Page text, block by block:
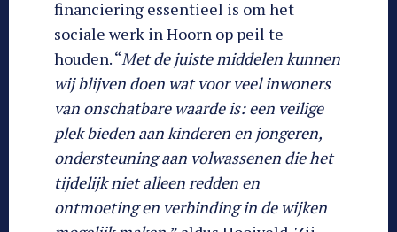
financiering essentieel is om het
sociale werk in Hoorn op peil te
houden. “Met de juiste middelen kunnen
wij blijven doen wat voor veel inwoners
van onschatbare waarde is: een veilige
plek bieden aan kinderen en jongeren,
ondersteuning aan volwassenen die het
tijdelijk niet alleen redden en
ontmoeting en verbinding in de wijken